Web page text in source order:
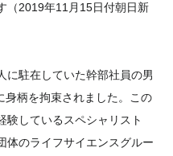
（2019年11月15日付朝日新
に駐在していた幹部社員の男
柄を拘束されました。この
験しているスペシャリスト
体のライフサイエンスグルー